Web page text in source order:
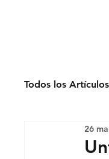
Todos los Artículos
Economía
26